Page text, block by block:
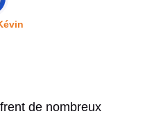
de nombreux